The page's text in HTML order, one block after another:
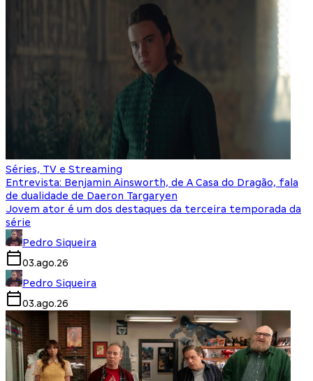
Séries, TV e Streaming
Entrevista: Benjamin Ainsworth, de A Casa do Dragão, fala
de dualidade de Daeron Targaryen
Jovem ator é um dos destaques da terceira temporada da
série
Pedro Siqueira
03.ago.26
Pedro Siqueira
03.ago.26